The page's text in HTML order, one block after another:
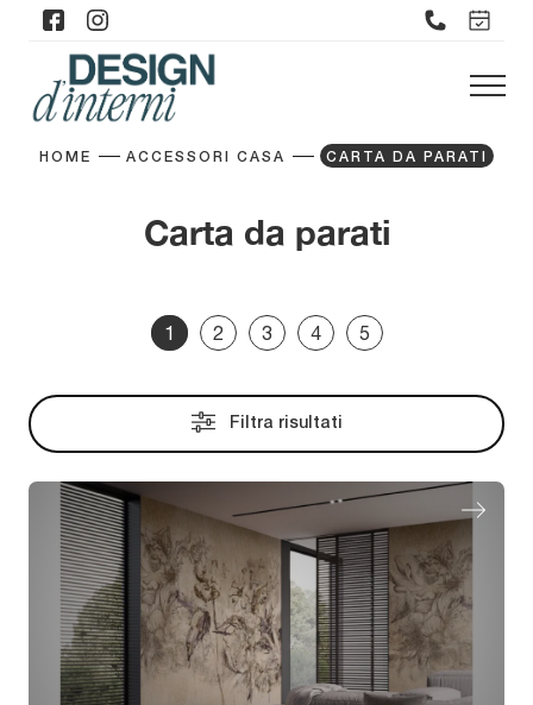
HOME ACCESSORI CASA CARTA DA PARATI
Carta da parati
1 2 3 4 5
Filtra risultati